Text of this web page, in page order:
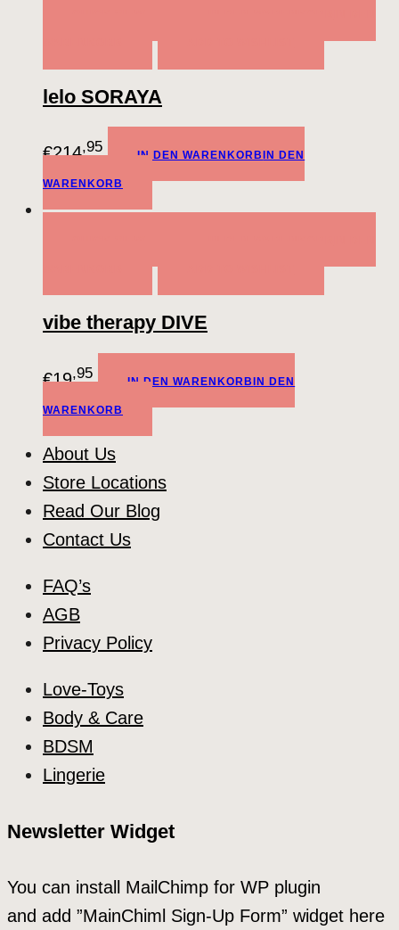
lelo SORAYA
€214,95 IN DEN WARENKORBIN DEN
WARENKORB
vibe therapy DIVE
€19,95 IN DEN WARENKORBIN DEN
WARENKORB
About Us
Store Locations
Read Our Blog
Contact Us
FAQ’s
AGB
Privacy Policy
Love-Toys
Body & Care
BDSM
Lingerie
Newsletter Widget
You can install MailChimp for WP plugin
and add ”MainChiml Sign-Up Form” widget here